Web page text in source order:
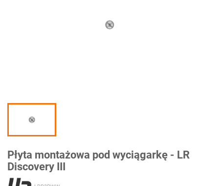
Płyta montażowa pod wyciągarkę - LR
Discovery III